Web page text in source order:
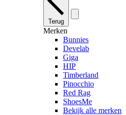
Terug
Merken
Bunnies
Develab
Giga
HIP
Timberland
Pinocchio
Red Rag
ShoesMe
Bekijk alle merken